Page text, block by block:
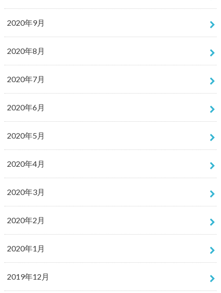
2020年9月
2020年8月
2020年7月
2020年6月
2020年5月
2020年4月
2020年3月
2020年2月
2020年1月
2019年12月